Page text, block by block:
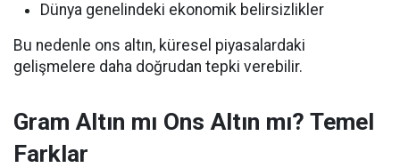
Dünya genelindeki ekonomik belirsizlikler
Bu nedenle ons altın, küresel piyasalardaki
gelişmelere daha doğrudan tepki verebilir.
Gram Altın mı Ons Altın mı? Temel
Farklar